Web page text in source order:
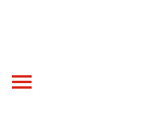
Toggle